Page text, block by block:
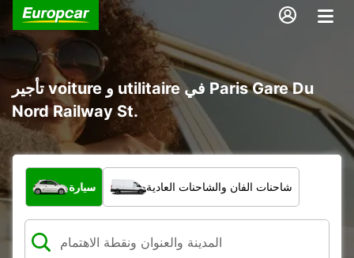
تأجير voiture و utilitaire في Paris Gare Du
Nord Railway St.
ما نوع المركبة؟
سيارة شاحنات الفان والشاحنات العادية